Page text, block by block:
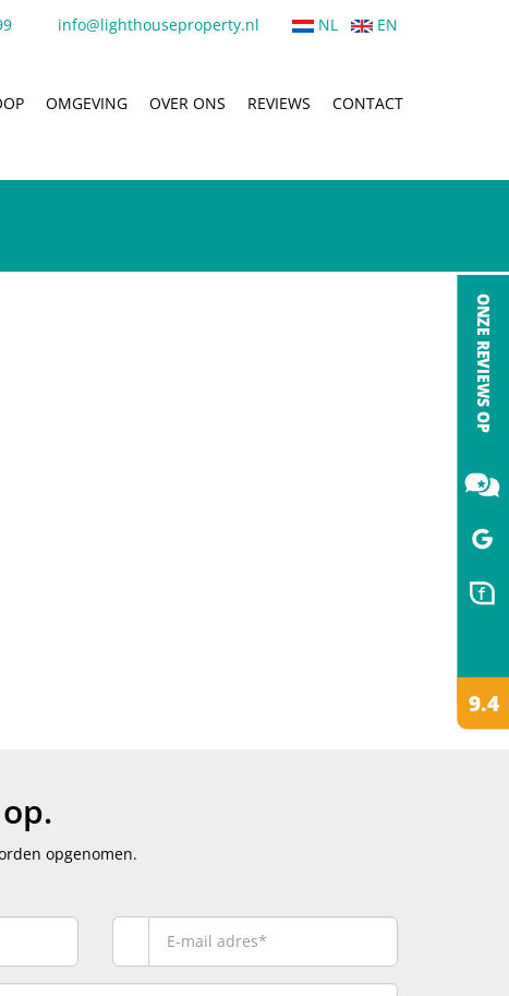
info@lighthouseproperty.nl NL EN
OMGEVING OVER ONS REVIEWS CONTACT
opgenomen.